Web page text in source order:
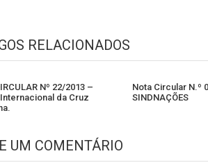
RELACIONADOS
Nº 22/2013 –
da Cruz
Nota Circular N.º
SINDNAÇÕES
UM COMENTÁRIO